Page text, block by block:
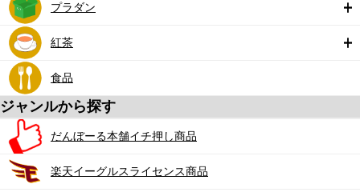
プラダン
紅茶
食品
ジャンルから探す
だんぼーる本舗イチ押し商品
楽天イーグルスライセンス商品